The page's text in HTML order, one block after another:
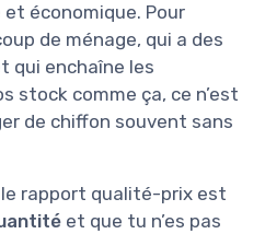
économique. Pour
de ménage, qui a des
qui enchaîne les
stock comme ça, ce n’est
de chiffon souvent sans
le rapport qualité-prix est
et que tu n’es pas